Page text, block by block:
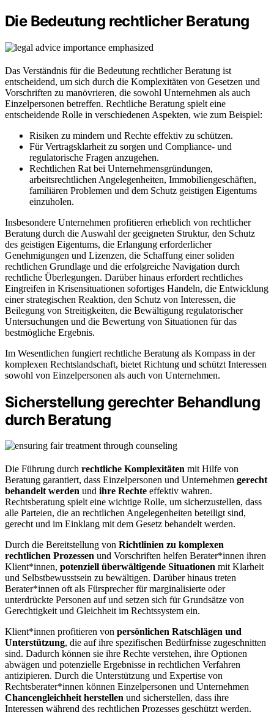
Die Bedeutung rechtlicher Beratung
Das Verständnis für die Bedeutung rechtlicher Beratung ist
entscheidend, um sich durch die Komplexitäten von Gesetzen und
Vorschriften zu manövrieren, die sowohl Unternehmen als auch
Einzelpersonen betreffen. Rechtliche Beratung spielt eine
entscheidende Rolle in verschiedenen Aspekten, wie zum Beispiel:
Risiken zu mindern und Rechte effektiv zu schützen.
Für Vertragsklarheit zu sorgen und Compliance- und
regulatorische Fragen anzugehen.
Rechtlichen Rat bei Unternehmensgründungen,
arbeitsrechtlichen Angelegenheiten, Immobiliengeschäften,
familiären Problemen und dem Schutz geistigen Eigentums
einzuholen.
Insbesondere Unternehmen profitieren erheblich von rechtlicher
Beratung durch die Auswahl der geeigneten Struktur, den Schutz
des geistigen Eigentums, die Erlangung erforderlicher
Genehmigungen und Lizenzen, die Schaffung einer soliden
rechtlichen Grundlage und die erfolgreiche Navigation durch
rechtliche Überlegungen. Darüber hinaus erfordert rechtliches
Eingreifen in Krisensituationen sofortiges Handeln, die Entwicklung
einer strategischen Reaktion, den Schutz von Interessen, die
Beilegung von Streitigkeiten, die Bewältigung regulatorischer
Untersuchungen und die Bewertung von Situationen für das
bestmögliche Ergebnis.
Im Wesentlichen fungiert rechtliche Beratung als Kompass in der
komplexen Rechtslandschaft, bietet Richtung und schützt Interessen
sowohl von Einzelpersonen als auch von Unternehmen.
Sicherstellung gerechter Behandlung
durch Beratung
Die Führung durch rechtliche Komplexitäten mit Hilfe von
Beratung garantiert, dass Einzelpersonen und Unternehmen gerecht
behandelt werden und ihre Rechte effektiv wahren.
Rechtsberatung spielt eine wichtige Rolle, um sicherzustellen, dass
alle Parteien, die an rechtlichen Angelegenheiten beteiligt sind,
gerecht und im Einklang mit dem Gesetz behandelt werden.
Durch die Bereitstellung von Richtlinien zu komplexen
rechtlichen Prozessen und Vorschriften helfen Berater*innen ihren
Klient*innen, potenziell überwältigende Situationen mit Klarheit
und Selbstbewusstsein zu bewältigen. Darüber hinaus treten
Berater*innen oft als Fürsprecher für marginalisierte oder
unterdrückte Personen auf und setzen sich für Grundsätze von
Gerechtigkeit und Gleichheit im Rechtssystem ein.
Klient*innen profitieren von persönlichen Ratschlägen und
Unterstützung, die auf ihre spezifischen Bedürfnisse zugeschnitten
sind. Dadurch können sie ihre Rechte verstehen, ihre Optionen
abwägen und potenzielle Ergebnisse in rechtlichen Verfahren
antizipieren. Durch die Unterstützung und Expertise von
Rechtsberater*innen können Einzelpersonen und Unternehmen
Chancengleichheit herstellen und sicherstellen, dass ihre
Interessen während des rechtlichen Prozesses geschützt werden.